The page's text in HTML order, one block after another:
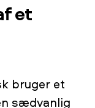
et
bruger et
sædvanlig